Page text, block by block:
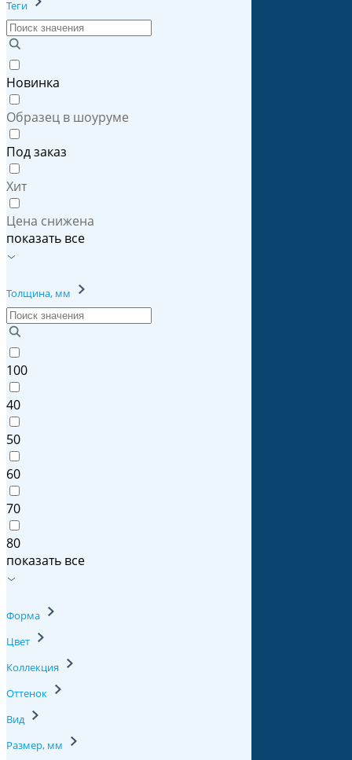
Теги
Новинка
Образец в шоуруме
Под заказ
Хит
Цена снижена
показать все
Толщина, мм
100
40
50
60
70
80
показать все
Форма
Цвет
Коллекция
Оттенок
Вид
Размер, мм